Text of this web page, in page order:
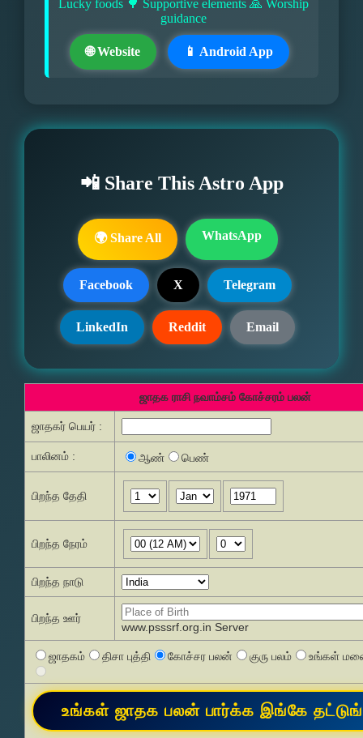
Lucky foods 🌳 Supportive elements 🙏 Worship
guidance
🌐 Website 📱 Android App
📲 Share This Astro App
🌍 Share All WhatsApp
Facebook X Telegram
LinkedIn Reddit Email
ஜாதக ராசி நவாம்சம் கோச்சரம் பலன்
ஜாதகர் பெயர் :
பாலினம் : ஆண் பெண்
பிறந்த தேதி
பிறந்த நேரம்
பிறந்த நாடு
பிறந்த ஊர்
www.psssrf.org.in Server
ஜாதகம் திசா புத்தி கோச்சர பலன் குரு பலம் உங்கள்